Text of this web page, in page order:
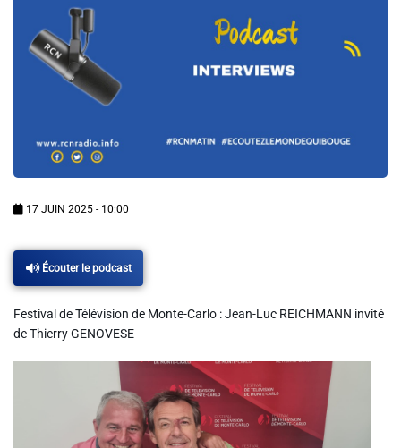
Evènements
Météo Nice
Info routes
Issa Nissa OGC Nice
RCN Soutiens
MEDIAS
Vidéos / Clips
17 JUIN 2025 - 10:00
Écouter le podcast
Festival de Télévision de Monte-Carlo : Jean-Luc REICHMANN invité
de Thierry GENOVESE